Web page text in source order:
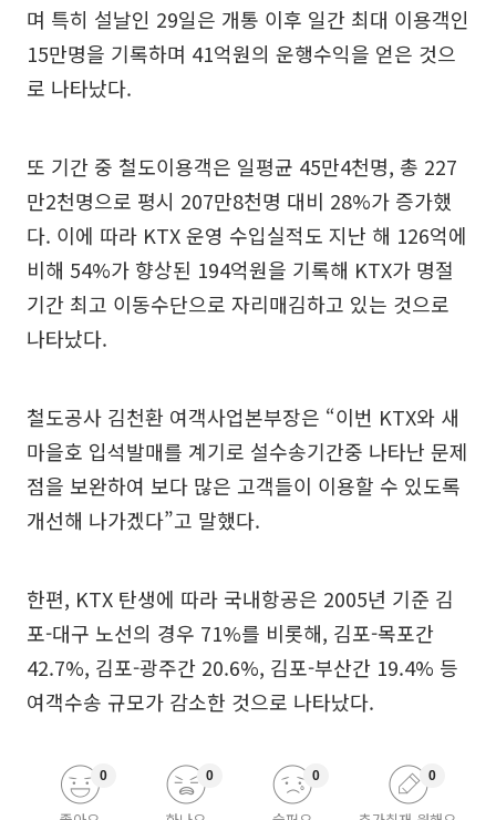
며 특히 설날인 29일은 개통 이후 일간 최대 이용객인
15만명을 기록하며 41억원의 운행수익을 얻은 것으
로 나타났다.
또 기간 중 철도이용객은 일평균 45만4천명, 총 227
만2천명으로 평시 207만8천명 대비 28%가 증가했
다. 이에 따라 KTX 운영 수입실적도 지난 해 126억에
비해 54%가 향상된 194억원을 기록해 KTX가 명절
기간 최고 이동수단으로 자리매김하고 있는 것으로
나타났다.
철도공사 김천환 여객사업본부장은 “이번 KTX와 새
마을호 입석발매를 계기로 설수송기간중 나타난 문제
점을 보완하여 보다 많은 고객들이 이용할 수 있도록
개선해 나가겠다”고 말했다.
한편, KTX 탄생에 따라 국내항공은 2005년 기준 김
포-대구 노선의 경우 71%를 비롯해, 김포-목포간
42.7%, 김포-광주간 20.6%, 김포-부산간 19.4% 등
여객수송 규모가 감소한 것으로 나타났다.
0 0 0 0